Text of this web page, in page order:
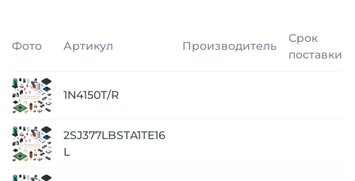
Фото Артикул Производитель
Срок
поставки
1N4150T/R
2SJ377LBSTA1TE16
L